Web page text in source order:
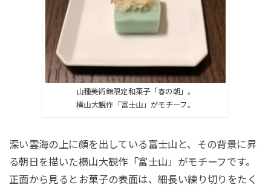
山種美術館限定和菓子「春の朝」。
横山大観作「富士山」がモチーフ。
深い雲海の上に顔を出している富士山と、その背景に昇
る朝日を描いた横山大観作「富士山」がモチーフです。
正面から見るとお菓子の表面は、細長い練り切りをたく